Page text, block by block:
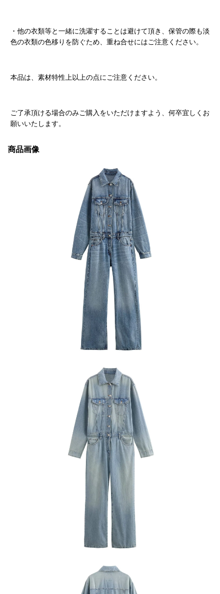
・他の衣類等と一緒に洗濯することは避けて頂き、保管の際も淡
色の衣類の色移りを防ぐため、重ね合せにはご注意ください。
本品は、素材特性上以上の点にご注意ください。
ご了承頂ける場合のみご購入をいただけますよう、何卒宜しくお
願いいたします。
商品画像